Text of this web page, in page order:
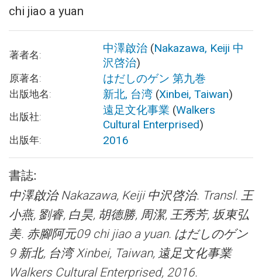
chi jiao a yuan
著者名: 中澤啟治 (Nakazawa, Keiji 中
沢啓治)
原著名: はだしのゲン 第九巻
出版地名: 新北, 台湾 (Xinbei, Taiwan)
出版社: 遠足文化事業 (Walkers
Cultural Enterprised)
出版年: 2016
書誌:
中澤啟治 Nakazawa, Keiji 中沢啓治. Transl. 王
小燕, 劉睿, 白昊, 胡德勝, 周潔, 王秀芳, 坂東弘
美. 赤腳阿元09 chi jiao a yuan. はだしのゲン
9 新北, 台湾 Xinbei, Taiwan, 遠足文化事業
Walkers Cultural Enterprised, 2016.